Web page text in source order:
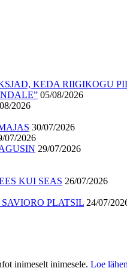
KEDA RIIGIKOGU
05/08/2026
2026
30/07/2026
07/2026
29/07/2026
KUI SEAS 26/07/2026
PLATSIL 24/07/
inimeselt inimesele. Loe